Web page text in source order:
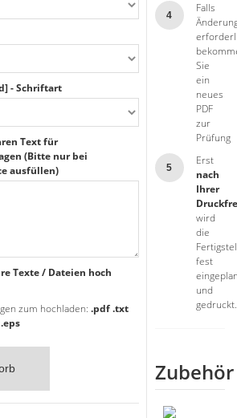
4
Falls
Sie
ein
neues
PDF
zur
Prüfung
5
Erst
nach
Ihrer
wird
die
fest
und
gedruckt.
Zubehör
- Schriftart
Text für
(Bitte nur bei
ausfüllen)
Texte / Dateien hoch
zum hochladen:.pdf .txt